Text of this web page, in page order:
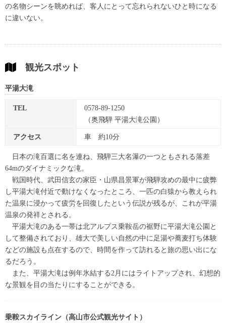
の名物シーンを眺めれば、客人にとって忘れられないひと時になる
に違いない。
観光スポット
平湯大滝
TEL
0578-89-1250
（奥飛騨 平湯大滝公園）
アクセス 車 約10分
日本の滝百選に名を連ね、飛騨三大名瀑の一つともされる落差
64mのダイナミックな滝。
戦国時代、武田信玄の家臣・山県昌景軍が飛騨攻めの最中に疲弊
し平湯大滝付近で動けなくなったところ、一匹の白猿から教えられ
た温泉に浸かって疲労を回復したという伝説が残るが、これが平湯
温泉の発祥とされる。
平湯大滝のある一帯は北アルプス乗鞍岳の裾野に平湯大滝公園と
して整備されており、雄大で美しい自然の中に足湯や蕎麦打ち体験
などの施設も点在するので、時間を作って訪れると旅の思い出にな
るだろう。
また、平湯大滝は例年氷結する2月にはライトアップされ、幻想的
な景観を目の当たりにすることができる。
乗鞍スカイライン（高山市公式観光サイト）